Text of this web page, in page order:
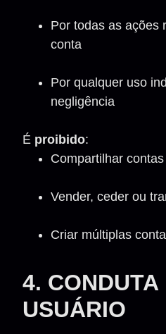
Por todas as ações
conta
Por qualquer uso
negligência
É proibido:
Compartilhar contas
Vender, ceder ou
Criar múltiplas
4. CONDUTA
USUÁRIO